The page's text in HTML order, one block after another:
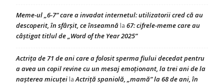
Meme-ul „6-7” care a invadat internetul: utilizatorii cred că au
descoperit, în sfârșit, ce înseamnă la 67: cifrele-meme care au
câștigat titlul de „Word of the Year 2025”
Actrița de 71 de ani care a folosit sperma fiului decedat pentru
a avea un copil revine cu un mesaj emoționant, la trei ani de la
nașterea micuței laActriță spaniolă, „mamă” la 68 de ani, în